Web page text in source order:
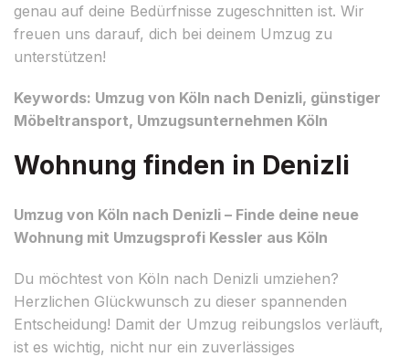
genau auf deine Bedürfnisse zugeschnitten ist. Wir
freuen uns darauf, dich bei deinem Umzug zu
unterstützen!
Keywords: Umzug von Köln nach Denizli, günstiger
Möbeltransport, Umzugsunternehmen Köln
Wohnung finden in Denizli
Umzug von Köln nach Denizli – Finde deine neue
Wohnung mit Umzugsprofi Kessler aus Köln
Du möchtest von Köln nach Denizli umziehen?
Herzlichen Glückwunsch zu dieser spannenden
Entscheidung! Damit der Umzug reibungslos verläuft,
ist es wichtig, nicht nur ein zuverlässiges